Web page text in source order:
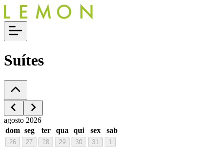
Suítes
agosto 2026
dom seg ter qua qui sex sab
26 27 28 29 30 31
1